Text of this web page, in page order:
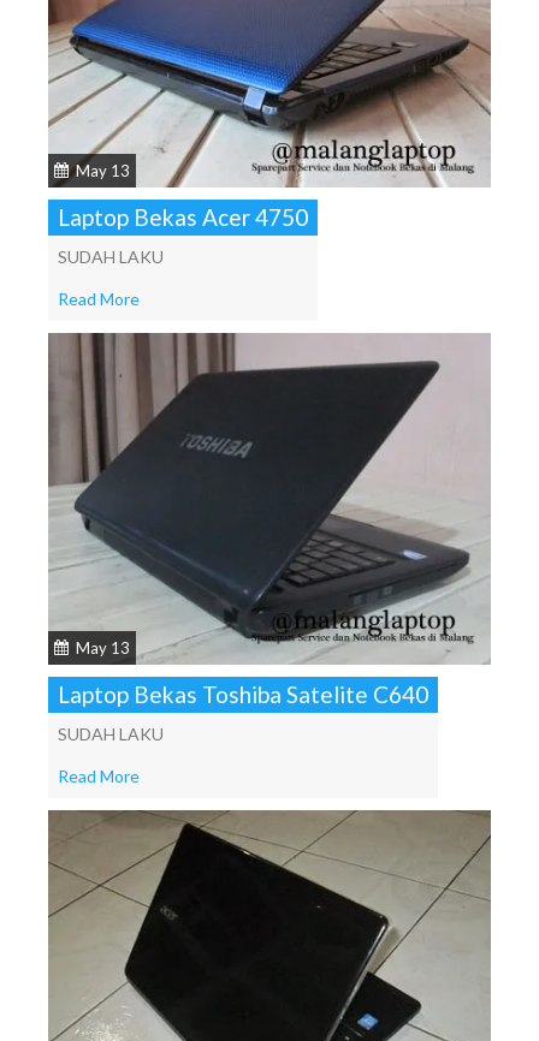
May 13
Laptop Bekas Acer 4750
SUDAH LAKU
Read More
May 13
Laptop Bekas Toshiba Satelite C640
SUDAH LAKU
Read More